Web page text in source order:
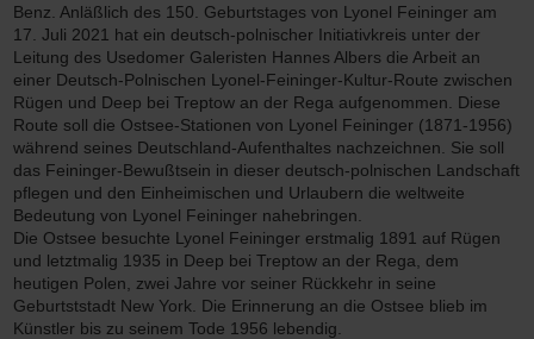
Benz. Anläßlich des 150. Geburtstages von Lyonel Feininger am
17. Juli 2021 hat ein deutsch-polnischer Initiativkreis unter der
Leitung des Usedomer Galeristen Hannes Albers die Arbeit an
einer Deutsch-Polnischen Lyonel-Feininger-Kultur-Route zwischen
Rügen und Deep bei Treptow an der Rega aufgenommen. Diese
Route soll die Ostsee-Stationen von Lyonel Feininger (1871-1956)
während seines Deutschland-Aufenthaltes nachzeichnen. Sie soll
das Feininger-Bewußtsein in dieser deutsch-polnischen Landschaft
pflegen und den Einheimischen und Urlaubern die weltweite
Bedeutung von Lyonel Feininger nahebringen.
Die Ostsee besuchte Lyonel Feininger erstmalig 1891 auf Rügen
und letztmalig 1935 in Deep bei Treptow an der Rega, dem
heutigen Polen, zwei Jahre vor seiner Rückkehr in seine
Geburtststadt New York. Die Erinnerung an die Ostsee blieb im
Künstler bis zu seinem Tode 1956 lebendig.